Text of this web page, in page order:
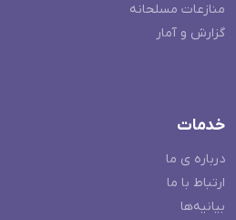
منازعات مسلحانه
گزارش و آمار
خدمات
درباره ی ما
ارتباط با ما
بیانیه‌ها